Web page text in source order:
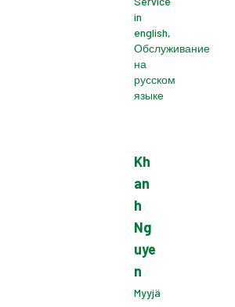
in
english,
Обслуживание
на
русском
языке
Kh
an
h
Ng
uye
n
Myyjä